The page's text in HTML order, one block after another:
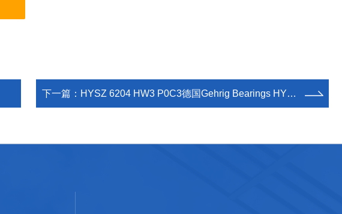
下一篇： HYSZ 6204 HW3 P0C3德国Gehrig Bearings HYSN 62系列陶瓷轴承